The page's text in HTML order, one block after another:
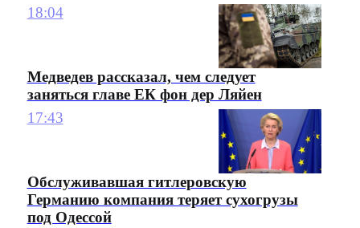
18:04
Медведев рассказал, чем следует
заняться главе ЕК фон дер Ляйен
17:43
Обслуживавшая гитлеровскую
Германию компания теряет сухогрузы
под Одессой